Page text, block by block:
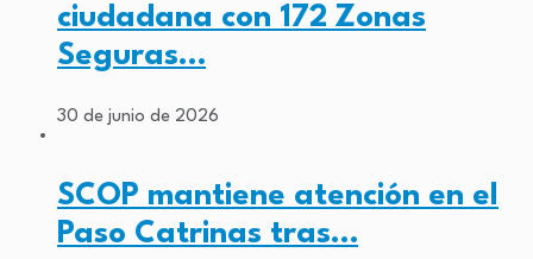
ciudadana con 172 Zonas
Seguras…
30 de junio de 2026
SCOP mantiene atención en el
Paso Catrinas tras…